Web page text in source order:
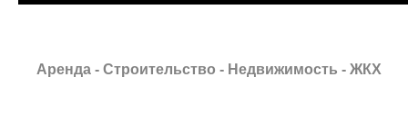
Аренда - Строительство - Недвижимость - ЖКХ